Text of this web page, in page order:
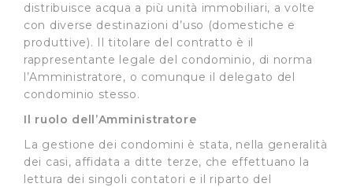
distribuisce acqua a più unità immobiliari, a volte
con diverse destinazioni d’uso (domestiche e
produttive). Il titolare del contratto è il
rappresentante legale del condominio, di norma
l’Amministratore, o comunque il delegato del
condominio stesso.
Il ruolo dell’Amministratore
La gestione dei condomini è stata, nella generalità
dei casi, affidata a ditte terze, che effettuano la
lettura dei singoli contatori e il riparto del